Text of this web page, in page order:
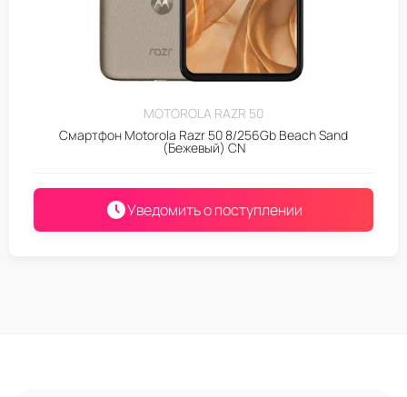
MOTOROLA RAZR 50
Смартфон Motorola Razr 50 8/256Gb Beach Sand
(Бежевый) CN
Уведомить о поступлении